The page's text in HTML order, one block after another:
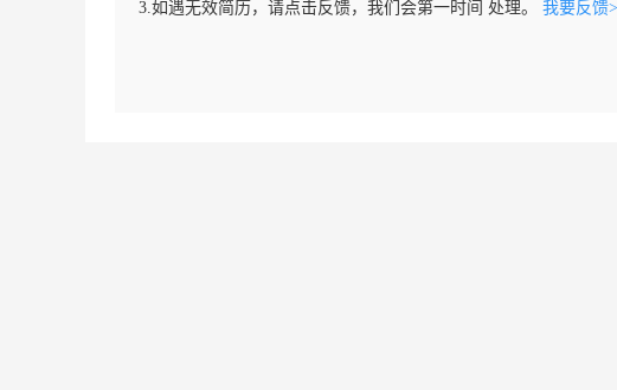
3.如遇无效简历，请点击反馈，我们会第一时间 处理。 我要反馈